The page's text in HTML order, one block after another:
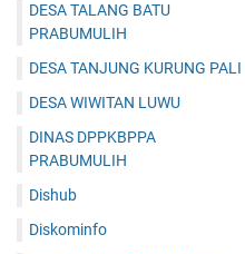
DESA TALANG BATU
PRABUMULIH
DESA TANJUNG KURUNG PALI
DESA WIWITAN LUWU
DINAS DPPKBPPA
PRABUMULIH
Dishub
Diskominfo